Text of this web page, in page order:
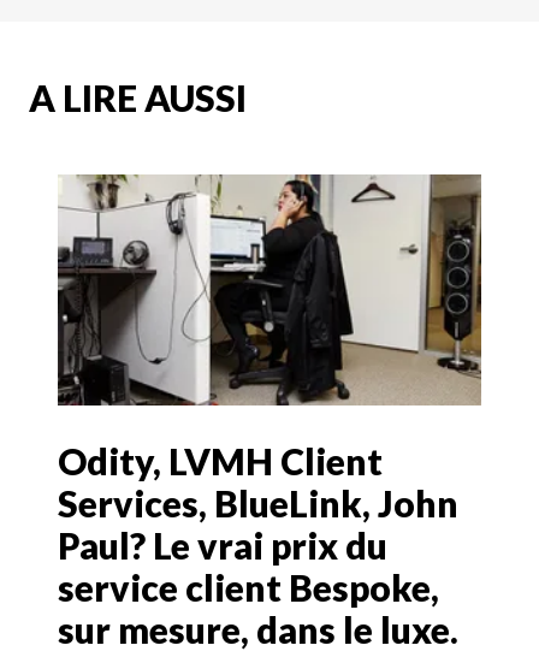
A LIRE AUSSI
Odity, LVMH Client
Services, BlueLink, John
Paul? Le vrai prix du
service client Bespoke,
sur mesure, dans le luxe.